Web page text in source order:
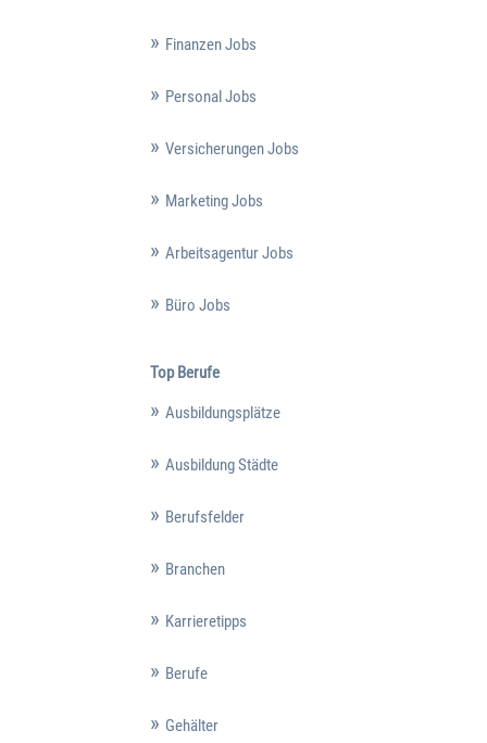
Finanzen Jobs
Personal Jobs
Versicherungen Jobs
Marketing Jobs
Arbeitsagentur Jobs
Büro Jobs
Top Berufe
Ausbildungsplätze
Ausbildung Städte
Berufsfelder
Branchen
Karrieretipps
Berufe
Gehälter